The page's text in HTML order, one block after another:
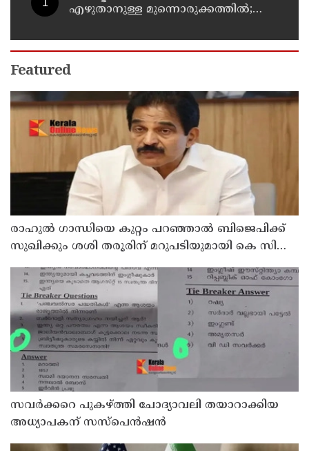
എഴുതാനുള്ള മുന്നൊരുക്കത്തില്‍;
കുടുംബാരോഗ്യ കേന്ദ്രം അടച്ചുപൂട്ടി
Featured
രാഹുല്‍ ഗാന്ധിയെ കുറ്റം പറഞ്ഞാല്‍ ബിജെപിക്ക്
സുഖിക്കും ശശി തരൂരിന് മറുപടിയുമായി കെ സി
സവര്‍ക്കറെ പുകഴ്ത്തി ചോദ്യാവലി തയാറാക്കിയ
അധ്യാപകന് സസ്‌പെന്‍ഷന്‍